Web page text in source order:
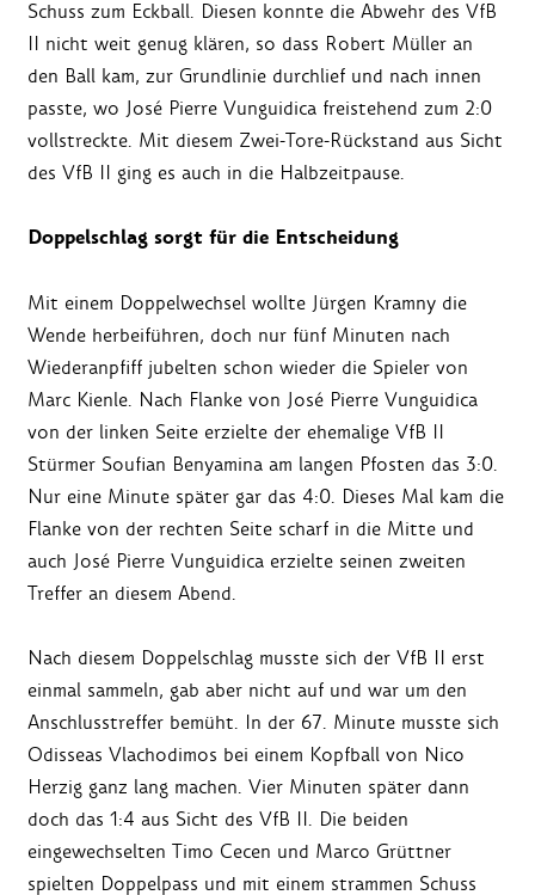
Schuss zum Eckball. Diesen konnte die Abwehr des VfB
II nicht weit genug klären, so dass Robert Müller an
den Ball kam, zur Grundlinie durchlief und nach innen
passte, wo José Pierre Vunguidica freistehend zum 2:0
vollstreckte. Mit diesem Zwei-Tore-Rückstand aus Sicht
des VfB II ging es auch in die Halbzeitpause.
Doppelschlag sorgt für die Entscheidung
Mit einem Doppelwechsel wollte Jürgen Kramny die
Wende herbeiführen, doch nur fünf Minuten nach
Wiederanpfiff jubelten schon wieder die Spieler von
Marc Kienle. Nach Flanke von José Pierre Vunguidica
von der linken Seite erzielte der ehemalige VfB II
Stürmer Soufian Benyamina am langen Pfosten das 3:0.
Nur eine Minute später gar das 4:0. Dieses Mal kam die
Flanke von der rechten Seite scharf in die Mitte und
auch José Pierre Vunguidica erzielte seinen zweiten
Treffer an diesem Abend.
Nach diesem Doppelschlag musste sich der VfB II erst
einmal sammeln, gab aber nicht auf und war um den
Anschlusstreffer bemüht. In der 67. Minute musste sich
Odisseas Vlachodimos bei einem Kopfball von Nico
Herzig ganz lang machen. Vier Minuten später dann
doch das 1:4 aus Sicht des VfB II. Die beiden
eingewechselten Timo Cecen und Marco Grüttner
spielten Doppelpass und mit einem strammen Schuss